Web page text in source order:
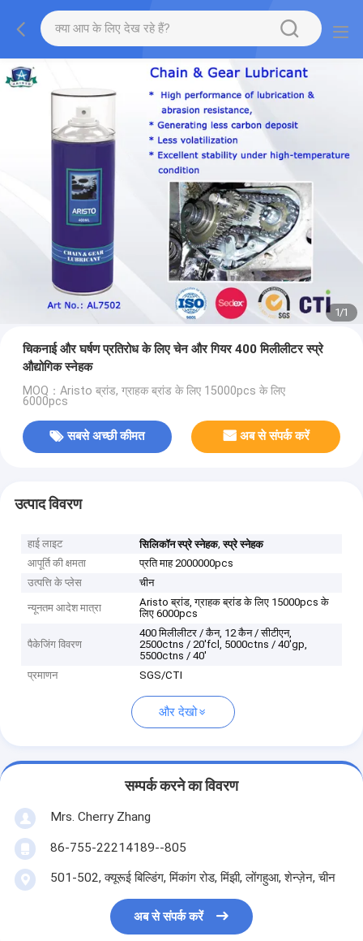
1/1
चिकनाई और घर्षण प्रतिरोध के लिए चेन और गियर 400 मिलीलीटर स्प्रे
औद्योगिक स्नेहक
MOQ：Aristo ब्रांड, ग्राहक ब्रांड के लिए 15000pcs के लिए
6000pcs
सबसे अच्छी कीमत अब से संपर्क करें
उत्पाद विवरण
हाई लाइट सिलिकॉन स्प्रे स्नेहक,स्प्रे स्नेहक
आपूर्ति की क्षमता
प्रति माह 2000000pcs
उत्पत्ति के प्लेस
चीन
न्यूनतम आदेश मात्रा
Aristo ब्रांड, ग्राहक ब्रांड के लिए 15000pcs के
लिए 6000pcs
पैकेजिंग विवरण
400 मिलीलीटर / कैन, 12 कैन / सीटीएन,
2500ctns / 20'fcl, 5000ctns / 40'gp,
5500ctns / 40'
प्रमाणन
SGS/CTI
और देखो
सम्पर्क करने का विवरण
Mrs. Cherry Zhang
86-755-22214189--805
501-502, क्यूरूई बिल्डिंग, मिंकांग रोड, मिंझी, लोंगहुआ, शेन्ज़ेन, चीन
अब से संपर्क करें